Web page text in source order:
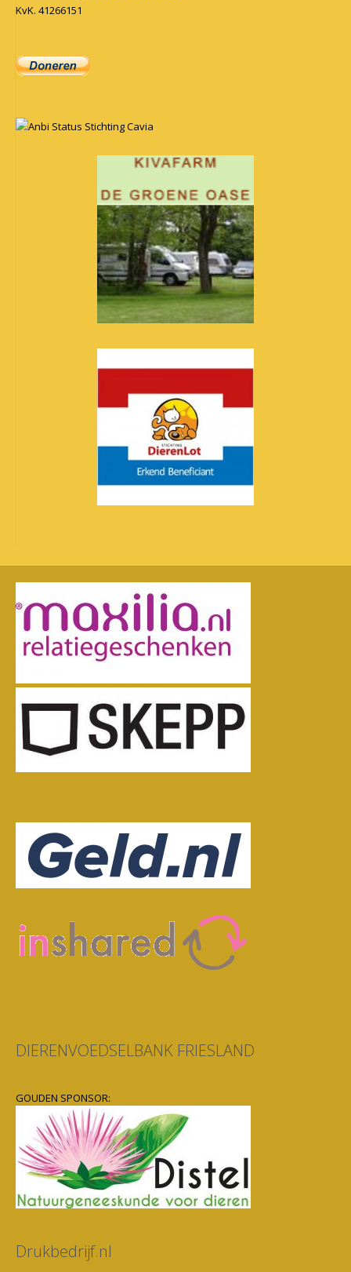
KvK. 41266151
Anbi Status Stichting Cavia
DIERENVOEDSELBANK FRIESLAND
GOUDEN SPONSOR:
Drukbedrijf.nl